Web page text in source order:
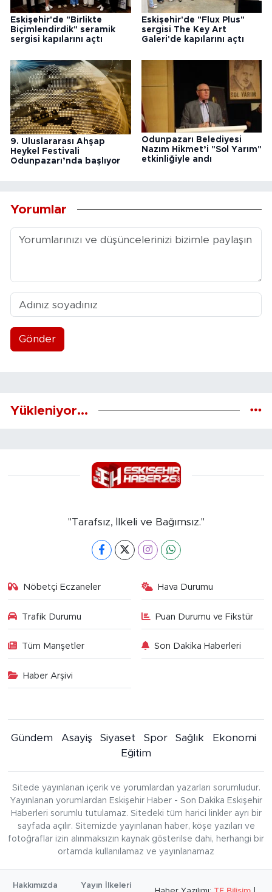
Eskişehir'de "Birlikte
Biçimlendirdik" seramik
sergisi kapılarını açtı
Eskişehir'de "Flux Plus"
sergisi The Key Art
Galeri'de kapılarını açtı
9. Uluslararası Ahşap
Heykel Festivali
Odunpazarı’nda başlıyor
Odunpazarı Belediyesi
Nazım Hikmet’i "Sol Yarım"
etkinliğiyle andı
Yorumlar
Gönder
Yükleniyor...
"Tarafsız, İlkeli ve Bağımsız."
Nöbetçi Eczaneler Hava Durumu
Trafik Durumu Puan Durumu ve Fikstür
Tüm Manşetler Son Dakika Haberleri
Haber Arşivi
Gündem Asayiş Siyaset Spor Sağlık
Ekonomi
Eğitim
Sitede yayınlanan içerik ve yorumlardan yazarları sorumludur.
Yayınlanan yorumlardan Eskişehir Haber - Son Dakika Eskişehir
Haberleri sorumlu tutulamaz. Sitedeki tüm harici linkler ayrı bir
sayfada açılır. Sitemizde yayınlanan haber, köşe yazıları ve
fotoğraflar izin alınmaksızın kaynak gösterilse dahi, herhangi bir
ortamda kullanılamaz ve yayınlanamaz
Hakkımızda Yayın İlkeleri